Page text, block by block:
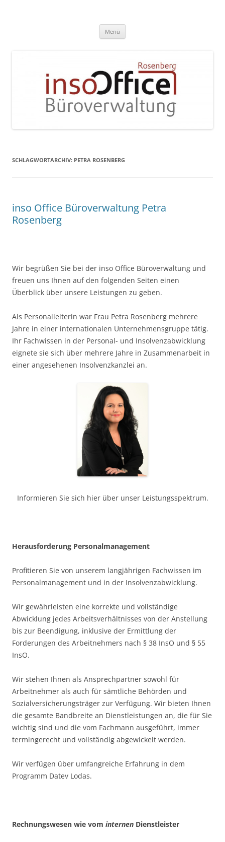
Menü
SCHLAGWORTARCHIV: PETRA ROSENBERG
inso Office Büroverwaltung Petra
Rosenberg
Wir begrüßen Sie bei der inso Office Büroverwaltung und
freuen uns Ihnen auf den folgenden Seiten einen
Überblick über unsere Leistungen zu geben.
Als Personalleiterin war Frau Petra Rosenberg mehrere
Jahre in einer internationalen Unternehmensgruppe tätig.
Ihr Fachwissen in der Personal- und Insolvenzabwicklung
eignete sie sich über mehrere Jahre in Zusammenarbeit in
einer angesehenen Insolvenzkanzlei an.
Informieren Sie sich hier über unser Leistungsspektrum.
Herausforderung Personalmanagement
Profitieren Sie von unserem langjährigen Fachwissen im
Personalmanagement und in der Insolvenzabwicklung.
Wir gewährleisten eine korrekte und vollständige
Abwicklung jedes Arbeitsverhältnisses von der Anstellung
bis zur Beendigung, inklusive der Ermittlung der
Forderungen des Arbeitnehmers nach § 38 InsO und § 55
InsO.
Wir stehen Ihnen als Ansprechpartner sowohl für
Arbeitnehmer als auch für sämtliche Behörden und
Sozialversicherungsträger zur Verfügung. Wir bieten Ihnen
die gesamte Bandbreite an Dienstleistungen an, die für Sie
wichtig sind und die vom Fachmann ausgeführt, immer
termingerecht und vollständig abgewickelt werden.
Wir verfügen über umfangreiche Erfahrung in dem
Programm Datev Lodas.
Rechnungswesen wie vom internen Dienstleister